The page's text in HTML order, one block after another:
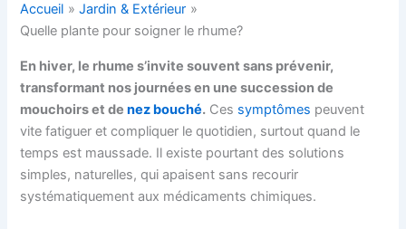
Accueil
Jardin & Extérieur
Quelle plante pour soigner le rhume?
En hiver, le rhume s’invite souvent sans prévenir,
transformant nos journées en une succession de
mouchoirs et denez bouché. Ces symptômes peuvent
vite fatiguer et compliquer le quotidien, surtout quand le
temps est maussade. Il existe pourtant des solutions
simples, naturelles, qui apaisent sans recourir
systématiquement aux médicaments chimiques.